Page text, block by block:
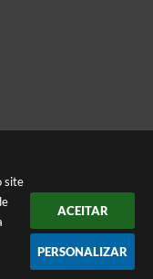
site
ACEITAR
PERSONALIZAR